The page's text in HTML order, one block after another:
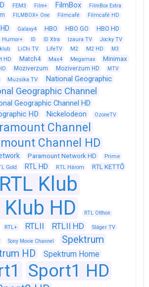
FEM3 Film+ FilmBox FilmBox Extra
FILMBOX+ One Filmcafé Filmcafé HD
Galaxy4 HBO HBO GO HBO HD
Humor+ ID ID Xtra Izaura TV
Jocky TV
LiChi TV LifeTV M2 M2 HD M3
HD Match4 Max4 Megamax Minimax
Moziverzum Moziverzum HD
MTV
Muzsika TV National Geographic
Geographic Channel
Geographic Channel HD
HD
Nickelodeon OzoneTV
Channel
Channel HD
Paramount Network HD Prime
Gold RTL HD RTL Három RTL KETTŐ
RTL Klub
Klub HD
RTL Otthon
RTL+ RTLII RTLII HD Sláger TV
Sony Movie Channel
Spektrum
HD
Spektrum Home
Sport1 HD